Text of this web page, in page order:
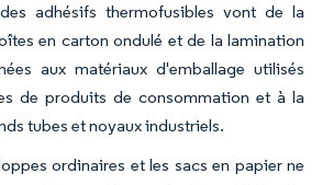
adhésifs thermofusibles vont de la
en carton ondulé et de la lamination
aux matériaux d'emballage utilisés
de produits de consommation et à la
tubes et noyaux industriels.
ordinaires et les sacs en papier ne